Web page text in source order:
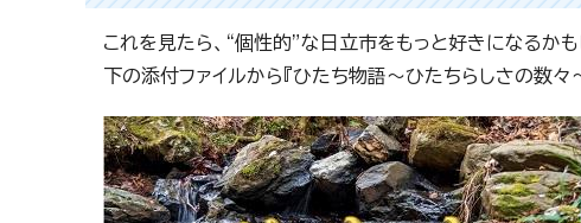
これを見たら、“個性的”な日立市をもっと好きになるかも
下の添付ファイルから『ひたち物語～ひたちらしさの数々